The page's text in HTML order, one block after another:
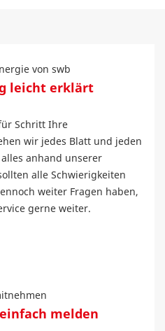
von swb
leicht erklärt
Schritt Ihre
wir jedes Blatt und jeden
anhand unserer
alle Schwierigkeiten
weiter Fragen haben,
gerne weiter.
melden